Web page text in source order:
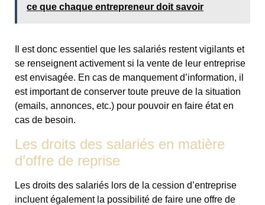
ce que chaque entrepreneur doit savoir
Il est donc essentiel que les salariés restent vigilants et
se renseignent activement si la vente de leur entreprise
est envisagée. En cas de manquement d’information, il
est important de conserver toute preuve de la situation
(emails, annonces, etc.) pour pouvoir en faire état en
cas de besoin.
Les droits des salariés en matière
d’offre de reprise
Les droits des salariés lors de la cession d’entreprise
incluent également la possibilité de faire une offre de